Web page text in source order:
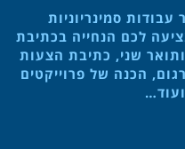
סמינריוניות
לכם הנחייה בכתיבת
שני, כתיבת הצעות
הכנה של פרוייקטים